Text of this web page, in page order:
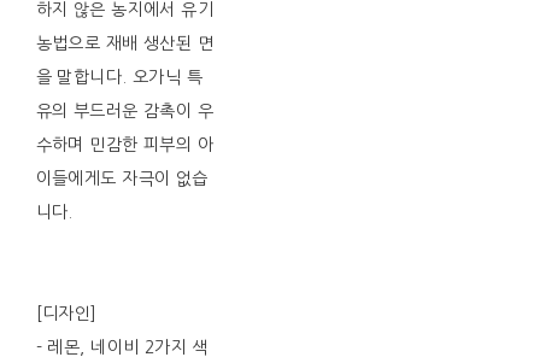
하지 않은 농지에서 유기
농법으로 재배 생산된 면
을 말합니다. 오가닉 특
유의 부드러운 감촉이 우
수하며 민감한 피부의 아
이들에게도 자극이 없습
니다.
[디자인]
- 레몬, 네이비 2가지 색